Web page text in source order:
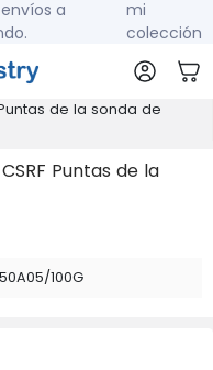
a
mi
colección
Puntas de la
100G